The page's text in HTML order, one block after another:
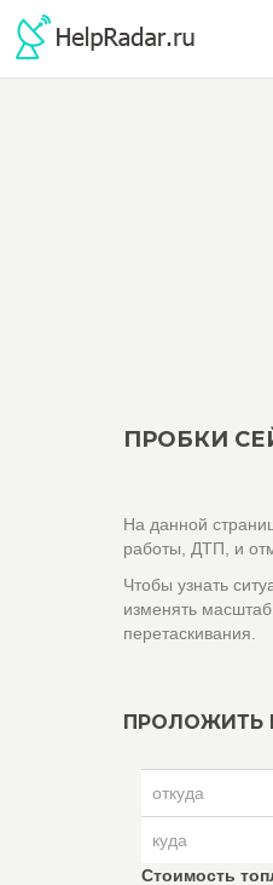
ПРОБКИ
На данной
работы, ДТП, и
Чтобы узнать
изменять
перетаскивания.
ПРОЛОЖИТЬ
Стоимость